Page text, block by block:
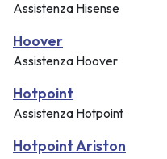
Assistenza Hisense
Hoover
Assistenza Hoover
Hotpoint
Assistenza Hotpoint
Hotpoint Ariston